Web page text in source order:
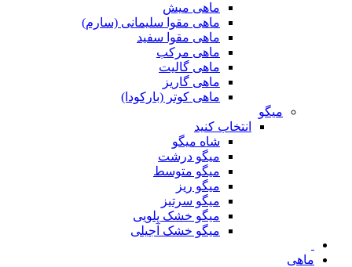
ماهی میش
ماهی مقوا سلیمانی (سارم)
ماهی مقوا سفید
ماهی مرکب
ماهی گالیت
ماهی گاریز
ماهی کوتر (بارکودا)
میگو
انتخاب کنید
شاه میگو
میگو درشت
میگو متوسط
میگو ریز
میگو سرتیز
میگو خشک پلویی
میگو خشک آجیلی
ماهی